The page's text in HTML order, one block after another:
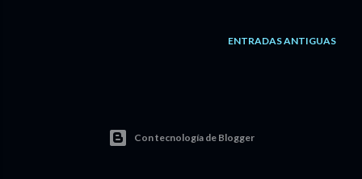
ENTRADAS ANTIGUAS
Con tecnología de Blogger